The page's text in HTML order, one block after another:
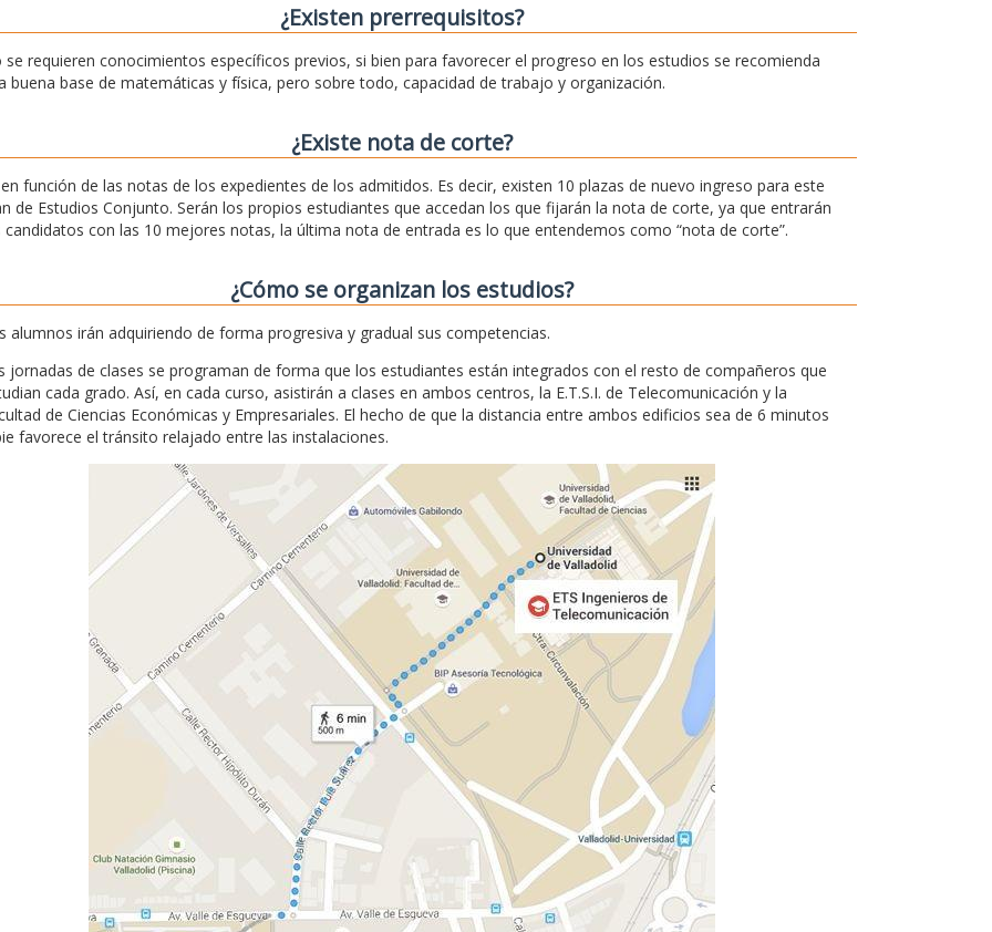
¿Existen prerrequisitos?
se requieren conocimientos específicos previos, si bien para favorecer el progreso en los estudios se recomienda
buena base de matemáticas y física, pero sobre todo, capacidad de trabajo y organización.
¿Existe nota de corte?
función de las notas de los expedientes de los admitidos. Es decir, existen 10 plazas de nuevo ingreso para este
de Estudios Conjunto. Serán los propios estudiantes que accedan los que fijarán la nota de corte, ya que entrarán
candidatos con las 10 mejores notas, la última nota de entrada es lo que entendemos como “nota de corte”.
¿Cómo se organizan los estudios?
alumnos irán adquiriendo de forma progresiva y gradual sus competencias.
jornadas de clases se programan de forma que los estudiantes están integrados con el resto de compañeros que
cada grado. Así, en cada curso, asistirán a clases en ambos centros, la E.T.S.I. de Telecomunicación y la
de Ciencias Económicas y Empresariales. El hecho de que la distancia entre ambos edificios sea de 6 minutos
favorece el tránsito relajado entre las instalaciones.